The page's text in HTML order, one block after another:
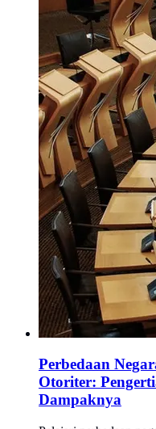
Perbedaan
Otoriter:
Dampaknya